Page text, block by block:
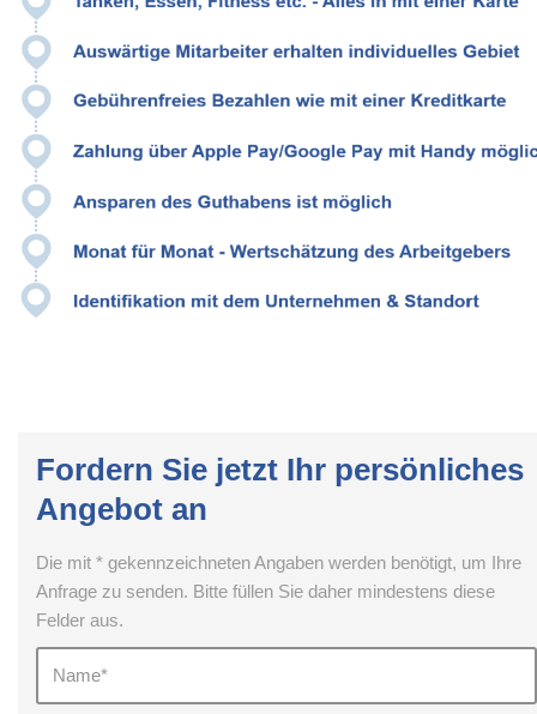
Fordern Sie jetzt Ihr persönliches
Angebot an
Die mit * gekennzeichneten Angaben werden benötigt, um Ihre
Anfrage zu senden. Bitte füllen Sie daher mindestens diese
Felder aus.